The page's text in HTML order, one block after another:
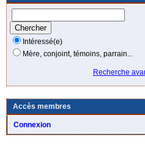
Intéressé(e)
Mère, conjoint, témoins, parrain...
Recherche
Accès membres
Connexion